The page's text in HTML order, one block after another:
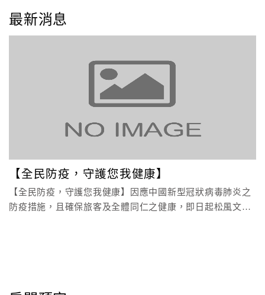
玩
樂
顧
滿
意
最新消息
【全民防疫，守護您我健康】
【全民防疫，守護您我健康】因應中國新型冠狀病毒肺炎之
防疫措施，且確保旅客及全體同仁之健康，即日起松風文旅